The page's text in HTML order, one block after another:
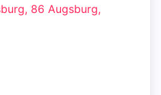
86 Augsburg,